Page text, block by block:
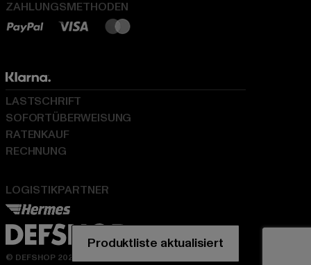
ZAHLUNGSMETHODEN
LOGISTIKPARTNER
LASTSCHRIFT
SOFORTÜBERWEISUNG
RATENKAUF
RECHNUNG
© DEFSHOP 2026. Alle Rechte vorbehalten